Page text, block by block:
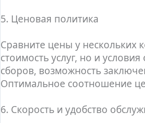
5. Ценовая политика
Сравните цены у нескольких
стоимость услуг, но и
сборов, возможность
Оптимальное соотношение
6. Скорость и удобство